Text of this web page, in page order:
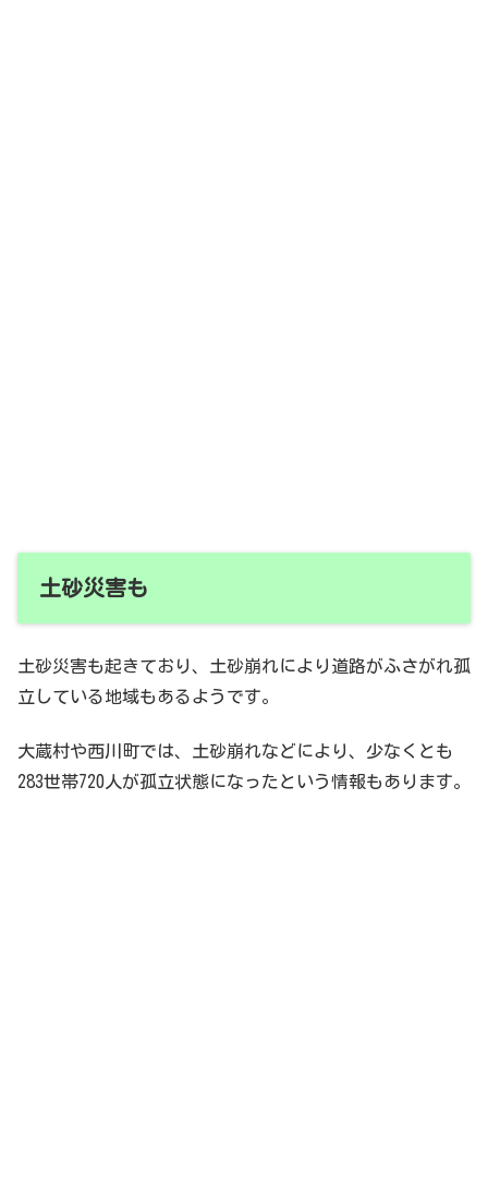
土砂災害も
土砂災害も起きており、土砂崩れにより道路がふさがれ孤
立している地域もあるようです。
大蔵村や西川町では、土砂崩れなどにより、少なくとも
283世帯720人が孤立状態になったという情報もあります。